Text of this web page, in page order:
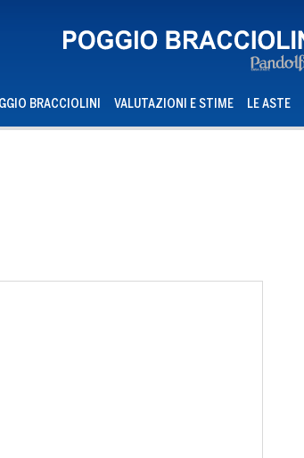
BRACCIOLINI VALUTAZIONI E STIME LE ASTE